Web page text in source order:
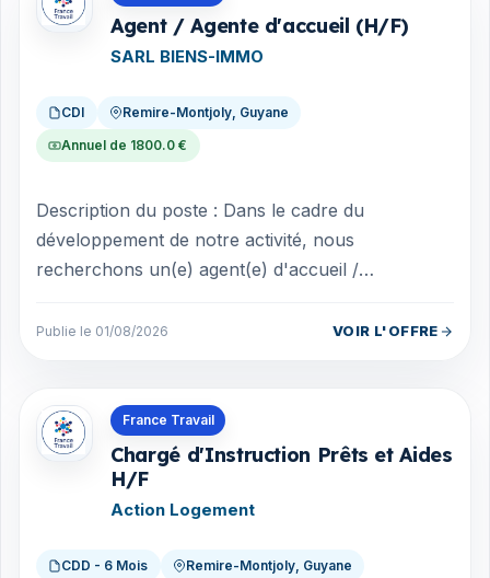
Agent / Agente d'accueil (H/F)
SARL BIENS-IMMO
CDI Remire-Montjoly, Guyane
Annuel de 1800.0 €
Description du poste : Dans le cadre du
développement de notre activité, nous
recherchons un(e) agent(e) d'accueil /
polyvalent(e) afin...
Publie le 01/08/2026 VOIR L'OFFRE
France Travail
Chargé d'Instruction Prêts et Aides
H/F
Action Logement
CDD - 6 Mois Remire-Montjoly, Guyane
Offres en Guyane